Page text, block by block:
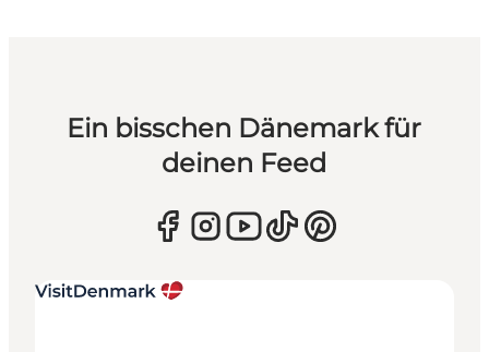
Ein bisschen Dänemark für
deinen Feed